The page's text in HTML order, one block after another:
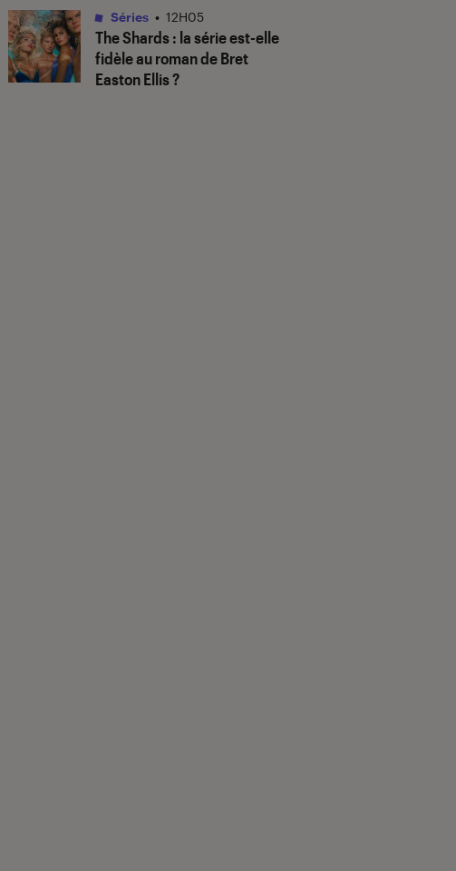
The Shards: la série est-elle
fidèle au roman de Bret
Easton Ellis ?
Séries • 12H05